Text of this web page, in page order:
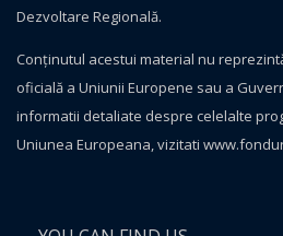
Dezvoltare Regională.
Conţinutul acestui material nu
oficială a Uniunii Europene sau a
informatii detaliate despre celelalte
Uniunea Europeana, vizitati